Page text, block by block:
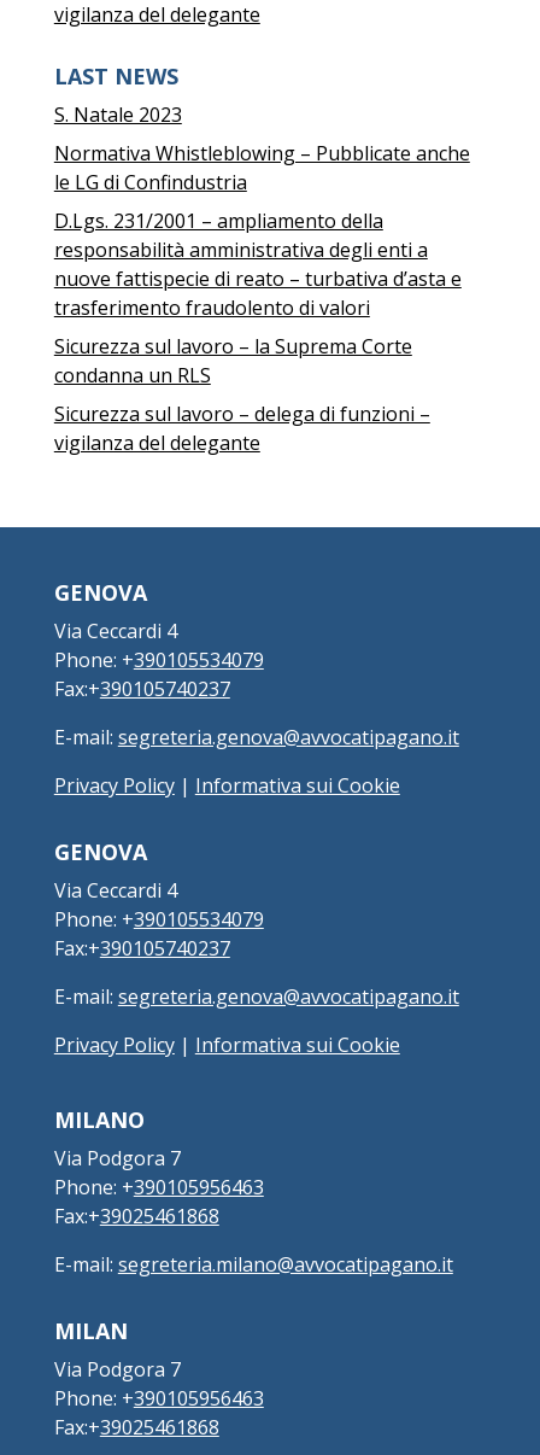
vigilanza del delegante
LAST NEWS
S. Natale 2023
Normativa Whistleblowing – Pubblicate anche
le LG di Confindustria
D.Lgs. 231/2001 – ampliamento della
responsabilità amministrativa degli enti a
nuove fattispecie di reato – turbativa d’asta e
trasferimento fraudolento di valori
Sicurezza sul lavoro – la Suprema Corte
condanna un RLS
Sicurezza sul lavoro – delega di funzioni –
vigilanza del delegante
GENOVA
Via Ceccardi 4
Phone: +390105534079
Fax:+390105740237
E-mail: segreteria.genova@avvocatipagano.it
Privacy Policy| Informativa sui Cookie
GENOVA
Via Ceccardi 4
Phone: +390105534079
Fax:+390105740237
E-mail: segreteria.genova@avvocatipagano.it
Privacy Policy| Informativa sui Cookie
MILANO
Via Podgora 7
Phone: +390105956463
Fax:+39025461868
E-mail: segreteria.milano@avvocatipagano.it
MILAN
Via Podgora 7
Phone: +390105956463
Fax:+39025461868